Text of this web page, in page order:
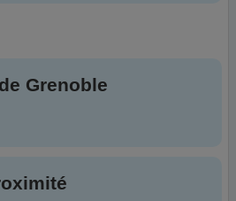
Grenoble